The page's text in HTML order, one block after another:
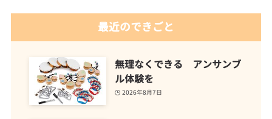
最近のできごと
無理なくできる アンサンブ
ル体験を
2026年8月7日